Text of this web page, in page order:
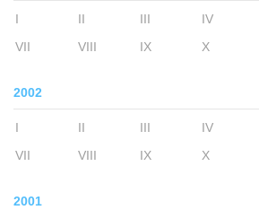
I II III IV
VII
VIII IX X
2002
I II III IV
VII
VIII IX X
2001